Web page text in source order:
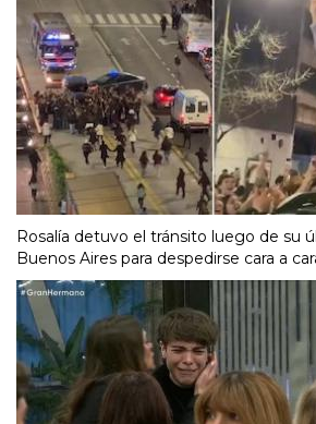
Rosalía detuvo el tránsito luego de su
Buenos Aires para despedirse cara a